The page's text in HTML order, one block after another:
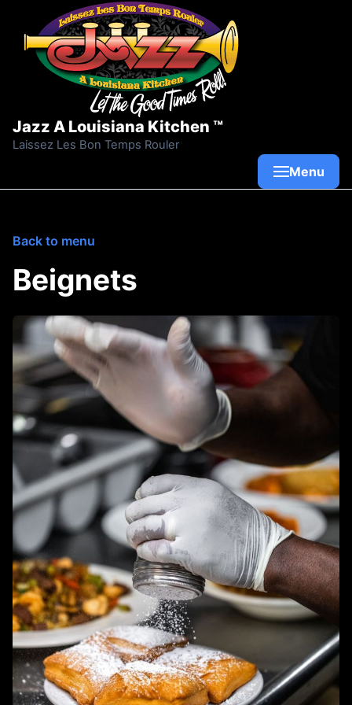
Skip to content
Jazz A Louisiana Kitchen ™
Laissez Les Bon Temps Rouler
Menu
Back to menu
Beignets